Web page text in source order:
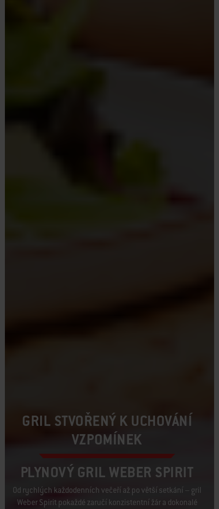
GRIL STVOŘENÝ K UCHOVÁNÍ
VZPOMÍNEK
PLYNOVÝ GRIL WEBER SPIRIT
Od rychlých každodenních večeří až po větší setkání – gril
Weber Spirit pokaždé zaručí konzistentní žár a dokonalé